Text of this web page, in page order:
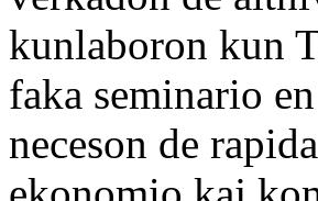
kunlaboron kun
faka seminario
neceson de